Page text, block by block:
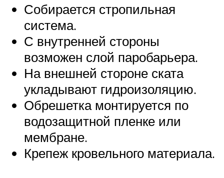
Собирается стропильная
система.
С внутренней стороны
возможен слой паробарьера.
На внешней стороне ската
укладывают гидроизоляцию.
Обрешетка монтируется по
водозащитной пленке или
мембране.
Крепеж кровельного материала.